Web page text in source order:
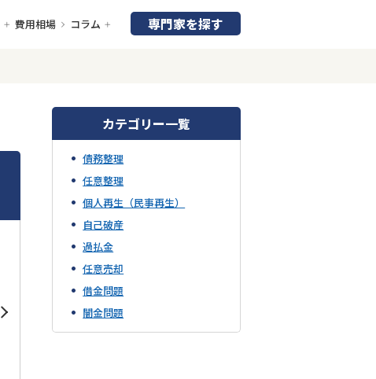
費用相場 コラム 専門家を探す
カテゴリー一覧
債務整理
任意整理
個人再生（民事再生）
自己破産
過払金
任意売却
借金問題
闇金問題